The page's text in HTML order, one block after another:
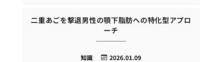
二重あごを撃退男性の顎下脂肪への特化型アプロ
ーチ
2026.01.09
知識